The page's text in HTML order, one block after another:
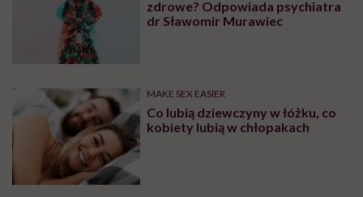
zdrowe? Odpowiada psychiatra
dr Sławomir Murawiec
MAKE SEX EASIER
Co lubią dziewczyny w łóżku, co
kobiety lubią w chłopakach